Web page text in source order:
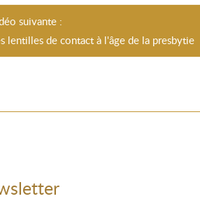
suivante :
lentilles de contact à l'âge de la presbytie